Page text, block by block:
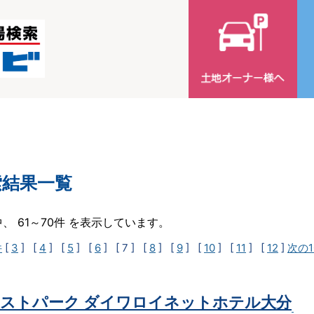
果一覧
61～70件 を表示しています。
[ 3 ] [ 4 ] [ 5 ] [ 6 ] [ 7 ] [ 8 ] [ 9 ] [ 10 ] [ 11 ] [ 12 ] 次の
トパーク ダイワロイネットホテル大分